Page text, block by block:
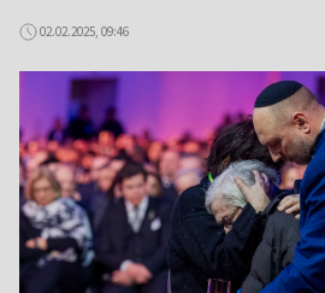
02.02.2025, 09:46